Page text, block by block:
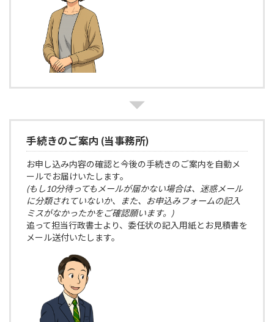
手続きのご案内 (当事務所)
お申し込み内容の確認と今後の手続きのご案内を自動メ
ールでお届けいたします。
(もし10分待ってもメールが届かない場合は、迷惑メール
に分類されていないか、また、お申込みフォームの記入
ミスがなかったかをご確認願います。)
追って担当行政書士より、委任状の記入用紙とお見積書を
メール送付いたします。